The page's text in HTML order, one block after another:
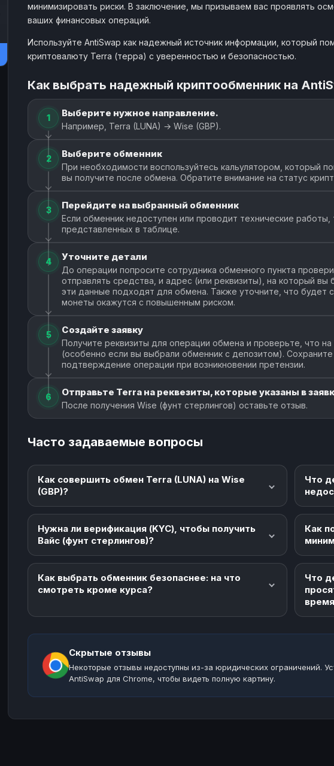
минимизировать риски. В заключение, мы призываем вас проявлять
ваших финансовых операций.
Используйте AntiSwap как надежный источник информации, который
криптовалюту Terra (терра) с уверенностью и безопасностью.
Как выбрать надежный криптообменник на
1 Выберите нужное направление.
Например, Terra (LUNA) → Wise (GBP).
2 Выберите обменник
При необходимости воспользуйтесь кальулятором, который
вы получите после обмена. Обратите внимание на статус
3 Перейдите на выбранный обменник
Если обменник недоступен или проводит технические
представленных в таблице.
4 Уточните детали
До операции попросите сотрудника обменного пункта
отправлять средства, и адрес (или реквизиты), на который
эти данные подходят для обмена. Также уточните, что будет
монеты окажутся с повышенным риском.
5 Создайте заявку
Получите реквизиты для операции обмена и проверьте, что
(особенно если вы выбрали обменник с депозитом).
подтверждение операции при возникновении претензии.
6 Отправьте Terra на реквезиты, которые указаны в
После получения Wise (фунт стерлингов) оставьте отзыв.
Часто задаваемые вопросы
Как совершить обмен Terra (LUNA) на Wise
(GBP)?
Что
Нужна ли верификация (KYC), чтобы получить
Вайс (фунт стерлингов)?
Как
Как выбрать обменник безопаснее: на что
смотреть кроме курса?
Что
Скрытые отзывы
Некоторые отзывы недоступны из-за юридических ограничений.
AntiSwap для Chrome, чтобы видеть полную картину.